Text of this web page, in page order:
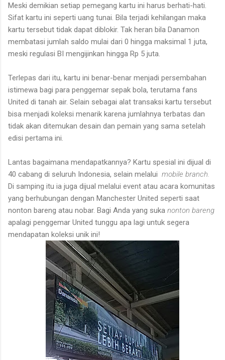
Meski demikian setiap pemegang kartu ini harus berhati-hati.
Sifat kartu ini seperti uang tunai. Bila terjadi kehilangan maka
kartu tersebut tidak dapat diblokir. Tak heran bila Danamon
membatasi jumlah saldo mulai dari 0 hingga maksimal 1 juta,
meski regulasi BI mengijinkan hingga Rp 5 juta.
Terlepas dari itu, kartu ini benar-benar menjadi persembahan
istimewa bagi para penggemar sepak bola, terutama fans
United di tanah air. Selain sebagai alat transaksi kartu tersebut
bisa menjadi koleksi menarik karena jumlahnya terbatas dan
tidak akan ditemukan desain dan pemain yang sama setelah
edisi pertama ini.
Lantas bagaimana mendapatkannya? Kartu spesial ini dijual di
40 cabang di seluruh Indonesia, selain melalui mobile branch.
Di samping itu ia juga dijual melalui event atau acara komunitas
yang berhubungan dengan Manchester United seperti saat
nonton bareng atau nobar. Bagi Anda yang suka nonton bareng
apalagi penggemar United tunggu apa lagi untuk segera
mendapatan koleksi unik ini!